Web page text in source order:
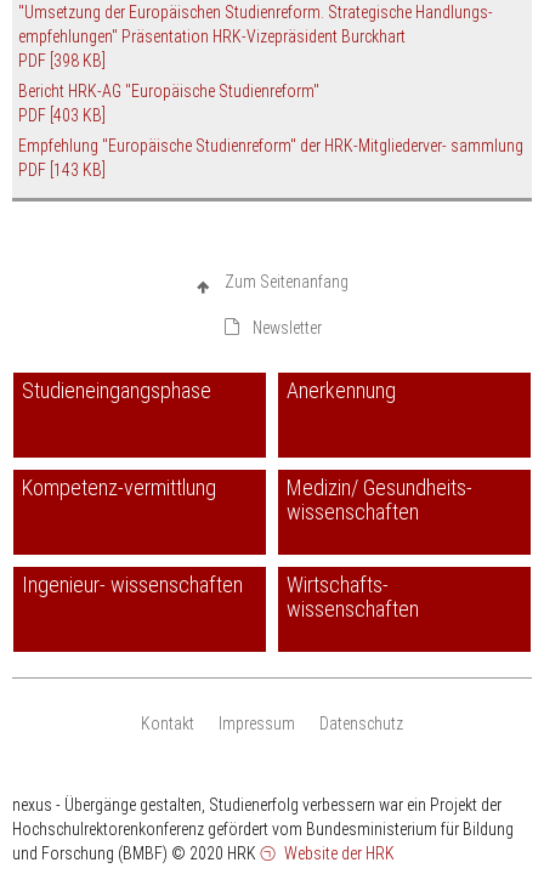
Die
eingereichten Posterder tagungsbegleitenden
Posterausstellung
Interview:
Persönlichkeitsbildung" HRK-Vizepräsident Prof. Dr. Holger
Burckhart im Gespräch mit dem Deutschlandfunk.
"Umsetzung der Europäischen Studienreform. Strategische Handlungs-
empfehlungen" Präsentation HRK-Vizepräsident Burckhart
PDF [398 KB]
Bericht HRK-AG "Europäische Studienreform"
PDF [403 KB]
Empfehlung "Europäische Studienreform" der HRK-Mitgliederver- sammlung
PDF [143 KB]
Zum Seitenanfang
Newsletter
Studieneingangsphase Anerkennung
Kompetenz-vermittlung
Medizin/ Gesundheits-
wissenschaften
Ingenieur- wissenschaften
Wirtschafts-
wissenschaften
Kontakt Impressum Datenschutz
nexus - Übergänge gestalten, Studienerfolg verbessern war ein Projekt der
Hochschulrektorenkonferenz gefördert vom Bundesministerium für Bildung
und Forschung (BMBF) © 2020 HRK Website der HRK